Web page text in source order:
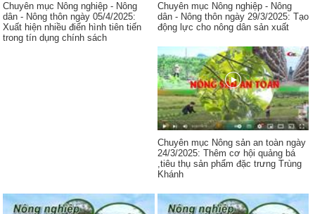
Chuyên mục Nông nghiệp - Nông
dân - Nông thôn ngày 05/4/2025:
Xuất hiện nhiều điển hình tiên tiến
trong tín dụng chính sách
Chuyên mục Nông nghiệp - Nông
dân - Nông thôn ngày 29/3/2025: Tạo
động lực cho nông dân sản xuất
Chuyên mục Nông sản an toàn ngày
24/3/2025: Thêm cơ hội quảng bá
,tiêu thụ sản phẩm đặc trưng Trùng
Khánh